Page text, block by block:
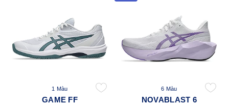
1 Màu
GAME FF
6 Màu
NOVABLAST 6